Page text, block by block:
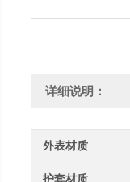
详细说明：
外表材质
护套材质